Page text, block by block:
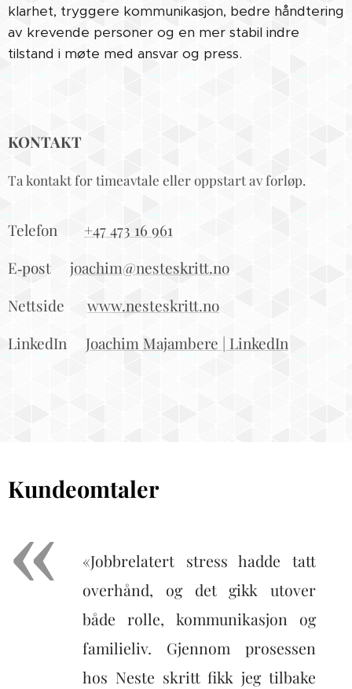
klarhet, tryggere kommunikasjon, bedre håndtering
av krevende personer og en mer stabil indre
tilstand i møte med ansvar og press.
KONTAKT
Ta kontakt for timeavtale eller oppstart av forløp.
Telefon 📞 +47 473 16 961
E‑post✉️ joachim@nesteskritt.no
Nettside🌐 www.nesteskritt.no
LinkedIn🔗 Joachim Majambere | LinkedIn
Kundeomtaler
«Jobbrelatert stress hadde tatt
overhånd, og det gikk utover
både rolle, kommunikasjon og
familieliv. Gjennom prosessen
hos Neste skritt fikk jeg tilbake